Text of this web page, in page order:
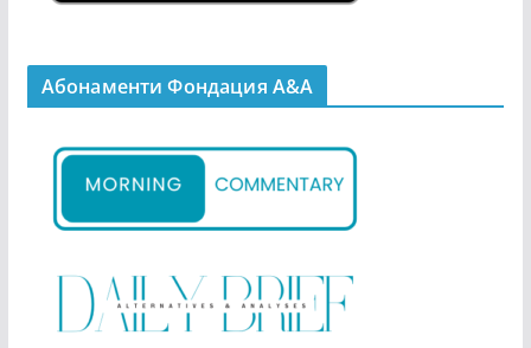
Абонаменти Фондация А&A